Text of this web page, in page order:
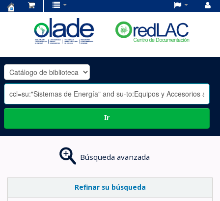
OLADE
-
Ir
Búsqueda avanzada
Refinar su búsqueda